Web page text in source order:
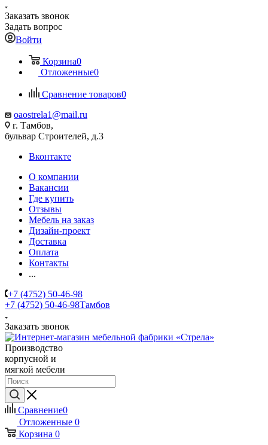
Заказать звонок
Задать вопрос
Войти
Корзина0
Отложенные0
Сравнение товаров0
oaostrela1@mail.ru
г. Тамбов,
бульвар Строителей, д.3
Вконтакте
О компании
Вакансии
Где купить
Отзывы
Мебель на заказ
Дизайн-проект
Доставка
Оплата
Контакты
...
+7 (4752) 50-46-98
+7 (4752) 50-46-98Тамбов
Заказать звонок
Производство
корпусной и
мягкой мебели
Сравнение0
Отложенные 0
Корзина 0